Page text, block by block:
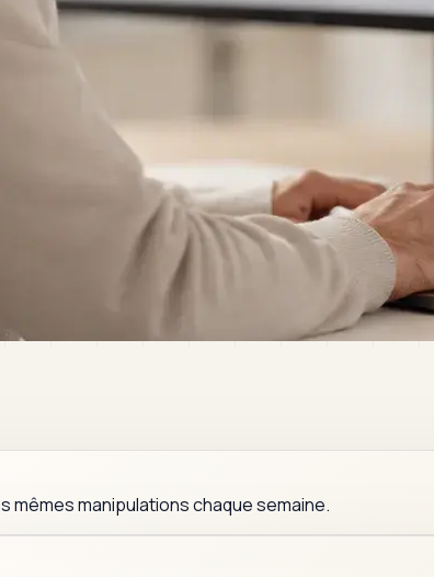
mêmes manipulations chaque semaine.